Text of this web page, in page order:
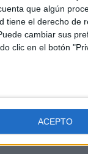
que algún
tiene el derecho de
cambiar sus
clic en el botón
ACEPTO
como